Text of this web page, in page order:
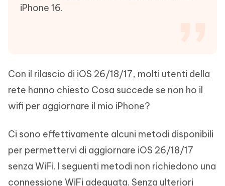
iPhone 16.
Con il rilascio di iOS 26/18/17, molti utenti della
rete hanno chiesto Cosa succede se non ho il
wifi per aggiornare il mio iPhone?
Ci sono effettivamente alcuni metodi disponibili
per permettervi di aggiornare iOS 26/18/17
senza WiFi. I seguenti metodi non richiedono una
connessione WiFi adeguata. Senza ulteriori